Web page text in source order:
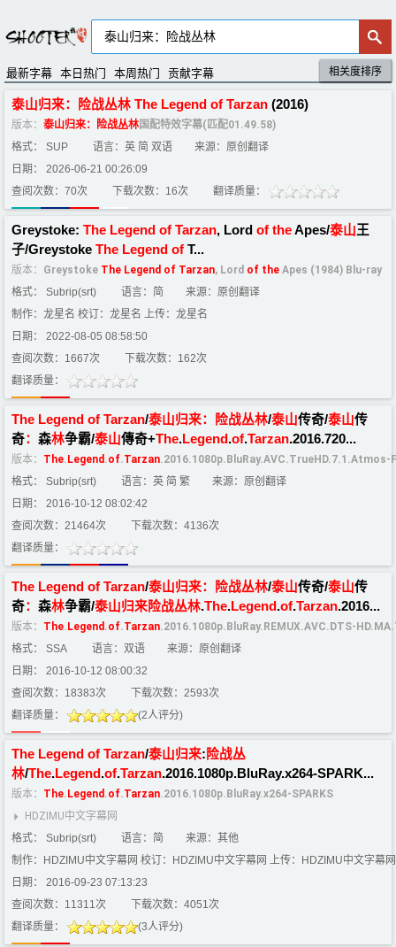
最新字幕 本日热门 本周热门 贡献字幕 默认排序
评分排序
相关度排序
泰山归来： 险战丛林 The Legend of Tarzan (2016)
版本： 泰山归来： 险战丛林国配特效字幕(匹配01.49.58)
格式： SUP
语言：英 简 双语
来源：原创翻译
日期： 2026-06-21 00:26:09
查阅次数：70次
下载次数：16次 翻译质量：
Greystoke: The Legend of Tarzan, Lord of theApes/泰山王
子/Greystoke The Legend of T...
版本： Greystoke The Legend of Tarzan, Lord of the Apes (1984) Blu-ray
格式： Subrip(srt)
语言：简
来源：原创翻译
制作：龙星名 校订：龙星名 上传：龙星名
日期： 2022-08-05 08:58:50
查阅次数：1667次
下载次数：162次
翻译质量：
The Legend of Tarzan/泰山归来： 险战丛林/泰山传奇/泰山传
奇： 森林争霸/泰山傳奇+The.Legend .of.Tarzan.2016.720...
版本： The. Legend.of.Tarzan.2016.1080p.BluRay.AVC.TrueHD.7.1.Atmos-
格式： Subrip(srt)
语言：英 简 繁
来源：原创翻译
日期： 2016-10-12 08:02:42
查阅次数：21464次
下载次数：4136次
翻译质量：
The Legend of Tarzan/泰山归来： 险战丛林/泰山传奇/泰山传
奇： 森林争霸/泰山归来险战丛林.The.Legend .of.Tarzan.2016...
版本： The. Legend.of.Tarzan.2016.1080p.BluRay.REMUX.AVC.DTS-
格式： SSA
语言：双语
来源：原创翻译
日期： 2016-10-12 08:00:32
查阅次数：18383次
下载次数：2593次
翻译质量：
(2人评分)
The Legend of Tarzan/泰山归来:险战丛
林/The.Legend .of.Tarzan.2016.1080p.BluRay.x264-SPARK...
版本： The. Legend.of.Tarzan.2016.1080p.BluRay.x264-SPARKS
HDZIMU中文字幕网
格式： Subrip(srt)
语言：简
来源：其他
制作：HDZIMU中文字幕网 校订：HDZIMU中文字幕网 上传：HDZIMU中文字幕网
日期： 2016-09-23 07:13:23
查阅次数：11311次
下载次数：4051次
翻译质量：
(3人评分)